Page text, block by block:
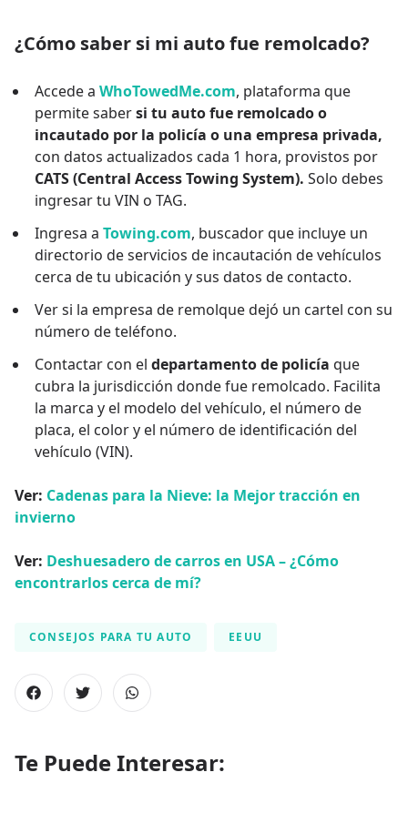
¿Cómo saber si mi auto fue remolcado?
Accede a WhoTowedMe.com, plataforma que
permite sabersi tu auto fue remolcado o
incautado por la policía o una empresa privada,
con datos actualizados cada 1 hora, provistos por
CATS (Central Access Towing System). Solo debes
ingresar tu VIN o TAG.
Ingresa a Towing.com, buscador que incluye un
directorio de servicios de incautación de vehículos
cerca de tu ubicación y sus datos de contacto.
Ver si la empresa de remolque dejó un cartel con su
número de teléfono.
Contactar con el departamento de policía que
cubra la jurisdicción donde fue remolcado. Facilita
la marca y el modelo del vehículo, el número de
placa, el color y el número de identificación del
vehículo (VIN).
Ver: Cadenas para la Nieve: la Mejor tracción en
invierno
Ver: Deshuesadero de carros en USA – ¿Cómo
encontrarlos cerca de mí?
CONSEJOS PARA TU AUTO EEUU
Te Puede Interesar: